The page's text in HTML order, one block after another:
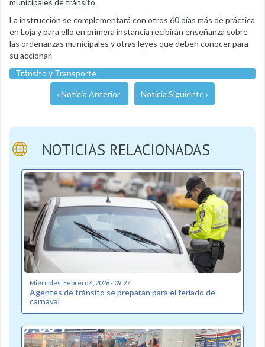
municipales de tránsito.
La instrucción se complementará con otros 60 días más de práctica
en Loja y para ello en primera instancia recibirán enseñanza sobre
las ordenanzas municipales y otras leyes que deben conocer para
su accionar.
Tránsito y Transporte
‹ Noticia Anterior Noticia Siguiente ›
NOTICIAS RELACIONADAS
Miércoles, Febrero 4, 2026 - 09:27
Agentes de tránsito se preparan para el feriado de
carnaval